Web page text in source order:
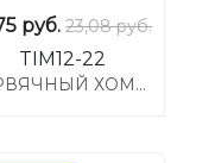
руб. 23,08 руб.
TIM12-22
ЧЕРВЯЧНЫЙ ХОМУТ 1/2" (12-22) С РУЧКОЙ